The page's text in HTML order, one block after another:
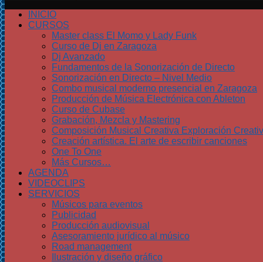
INICIO
CURSOS
Master class El Momo y Lady Funk
Curso de Dj en Zaragoza
Dj Avanzado
Fundamentos de la Sonorización de Directo
Sonorización en Directo – Nivel Medio
Combo musical moderno presencial en Zaragoza
Producción de Música Electrónica con Ableton
Curso de Cubase
Grabación, Mezcla y Mastering
Composición Musical Creativa Exploración
Creación artística. El arte de escribir canciones
One To One
Más Cursos…
AGENDA
VIDEOCLIPS
SERVICIOS
Músicos para eventos
Publicidad
Producción audiovisual
Asesoramiento jurídico al músico
Road management
Ilustración y diseño gráfico